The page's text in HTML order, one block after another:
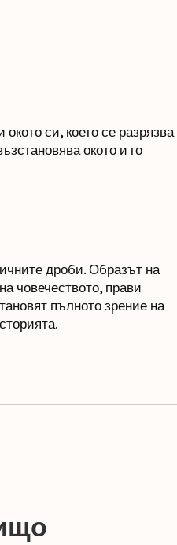
си, което се разрязва
окото и го
дроби. Образът на
човечеството, прави
пълното зрение на